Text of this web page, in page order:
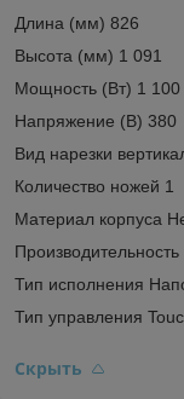
Длина (мм) 826
Высота (мм) 1 091
Мощность (Вт) 1 100
Напряжение (В) 380
Вид нарезки
Количество ножей 1
Материал корпуса
Тип исполнения
Тип управления
Скрыть